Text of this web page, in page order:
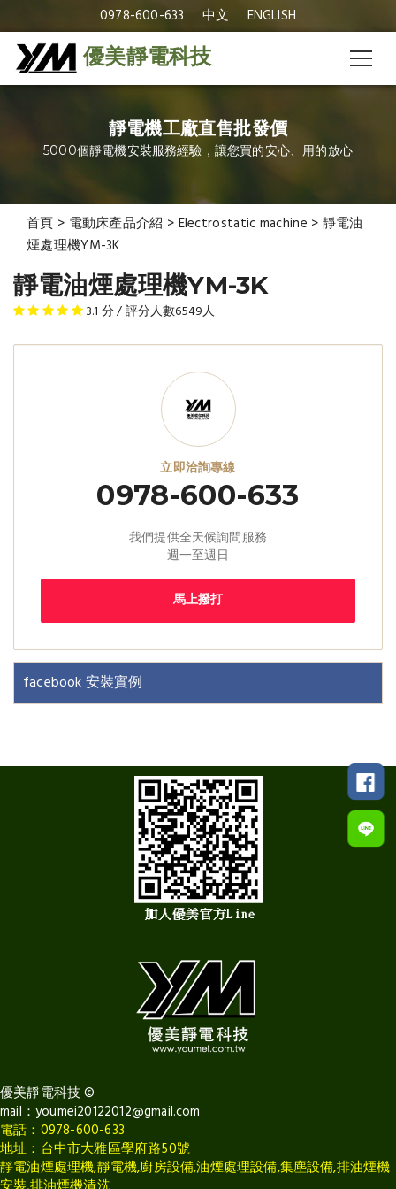
0978-600-633 中文 ENGLISH
優美靜電科技
靜電機工廠直售批發價
5000個靜電機安裝服務經驗，讓您買的安心、用的放心
首頁 > 電動床產品介紹 > Electrostatic machine > 靜電油
煙處理機YM-3K
靜電油煙處理機YM-3K
3.1 分 / 評分人數6549人
立即洽詢專線
0978-600-633
我們提供全天候詢問服務
週一至週日
馬上撥打
facebook 安裝實例
優美靜電科技©
mail： youmei20122012@gmail.com
電話：0978-600-633
地址：台中市大雅區學府路50號
靜電油煙處理機,靜電機,廚房設備,油煙處理設備,集塵設備,排油煙機